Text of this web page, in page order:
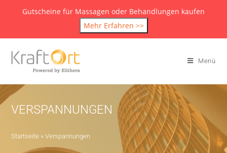
Gutscheine für Massagen oder Behandlungen kaufen
Mehr Erfahren >>
Menü
VERSPANNUNGEN
Startseite »Verspannungen